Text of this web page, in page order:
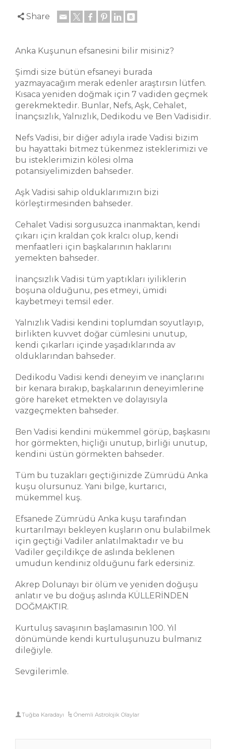
Share
Anka Kuşunun efsanesini bilir misiniz?
Şimdi size bütün efsaneyi burada
yazmayacağım merak edenler araştırsın lütfen.
Kısaca yeniden doğmak için 7 vadiden geçmek
gerekmektedir. Bunlar, Nefs, Aşk, Cehalet,
İnançsızlık, Yalnızlık, Dedikodu ve Ben Vadisidir.
Nefs Vadisi, bir diğer adıyla irade Vadisi bizim
bu hayattaki bitmez tükenmez isteklerimizi ve
bu isteklerimizin kölesi olma
potansiyelimizden bahseder.
Aşk Vadisi sahip olduklarımızın bizi
körleştirmesinden bahseder.
Cehalet Vadisi sorgusuzca inanmaktan, kendi
çıkarı için kraldan çok kralcı olup, kendi
menfaatleri için başkalarının haklarını
yemekten bahseder.
İnançsızlık Vadisi tüm yaptıkları iyiliklerin
boşuna olduğunu, pes etmeyi, ümidi
kaybetmeyi temsil eder.
Yalnızlık Vadisi kendini toplumdan soyutlayıp,
birlikten kuvvet doğar cümlesini unutup,
kendi çıkarları içinde yaşadıklarında av
olduklarından bahseder.
Dedikodu Vadisi kendi deneyim ve inançlarını
bir kenara bırakıp, başkalarının deneyimlerine
göre hareket etmekten ve dolayısıyla
vazgeçmekten bahseder.
Ben Vadisi kendini mükemmel görüp, başkasını
hor görmekten, hiçliği unutup, birliği unutup,
kendini üstün görmekten bahseder.
Tüm bu tuzakları geçtiğinizde Zümrüdü Anka
kuşu olursunuz. Yani bilge, kurtarıcı,
mükemmel kuş.
Efsanede Zümrüdü Anka kuşu tarafından
kurtarılmayı bekleyen kuşların onu bulabilmek
için geçtiği Vadiler anlatılmaktadır ve bu
Vadiler geçildikçe de aslında beklenen
umudun kendiniz olduğunu fark edersiniz.
Akrep Dolunayı bir ölüm ve yeniden doğuşu
anlatır ve bu doğuş aslında KÜLLERİNDEN
DOĞMAKTIR.
Kurtuluş savaşının başlamasının 100. Yıl
dönümünde kendi kurtuluşunuzu bulmanız
dileğiyle.
Sevgilerimle.
Tuğba Karadayı Önemli Astrolojik Olaylar